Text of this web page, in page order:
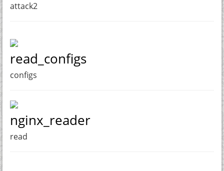
attack2
read_configs
configs
nginx_reader
read